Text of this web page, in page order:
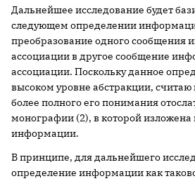
Дальнейшее исследование будет
следующем определении
преобразование одного сообщения
ассоциации в другое сообщение
ассоциации. Поскольку данное
высоком уровне абстракции,
более полного его понимания
монографии (2), в которой изложена
информации.
В принципе, для дальнейшего
определение информации как